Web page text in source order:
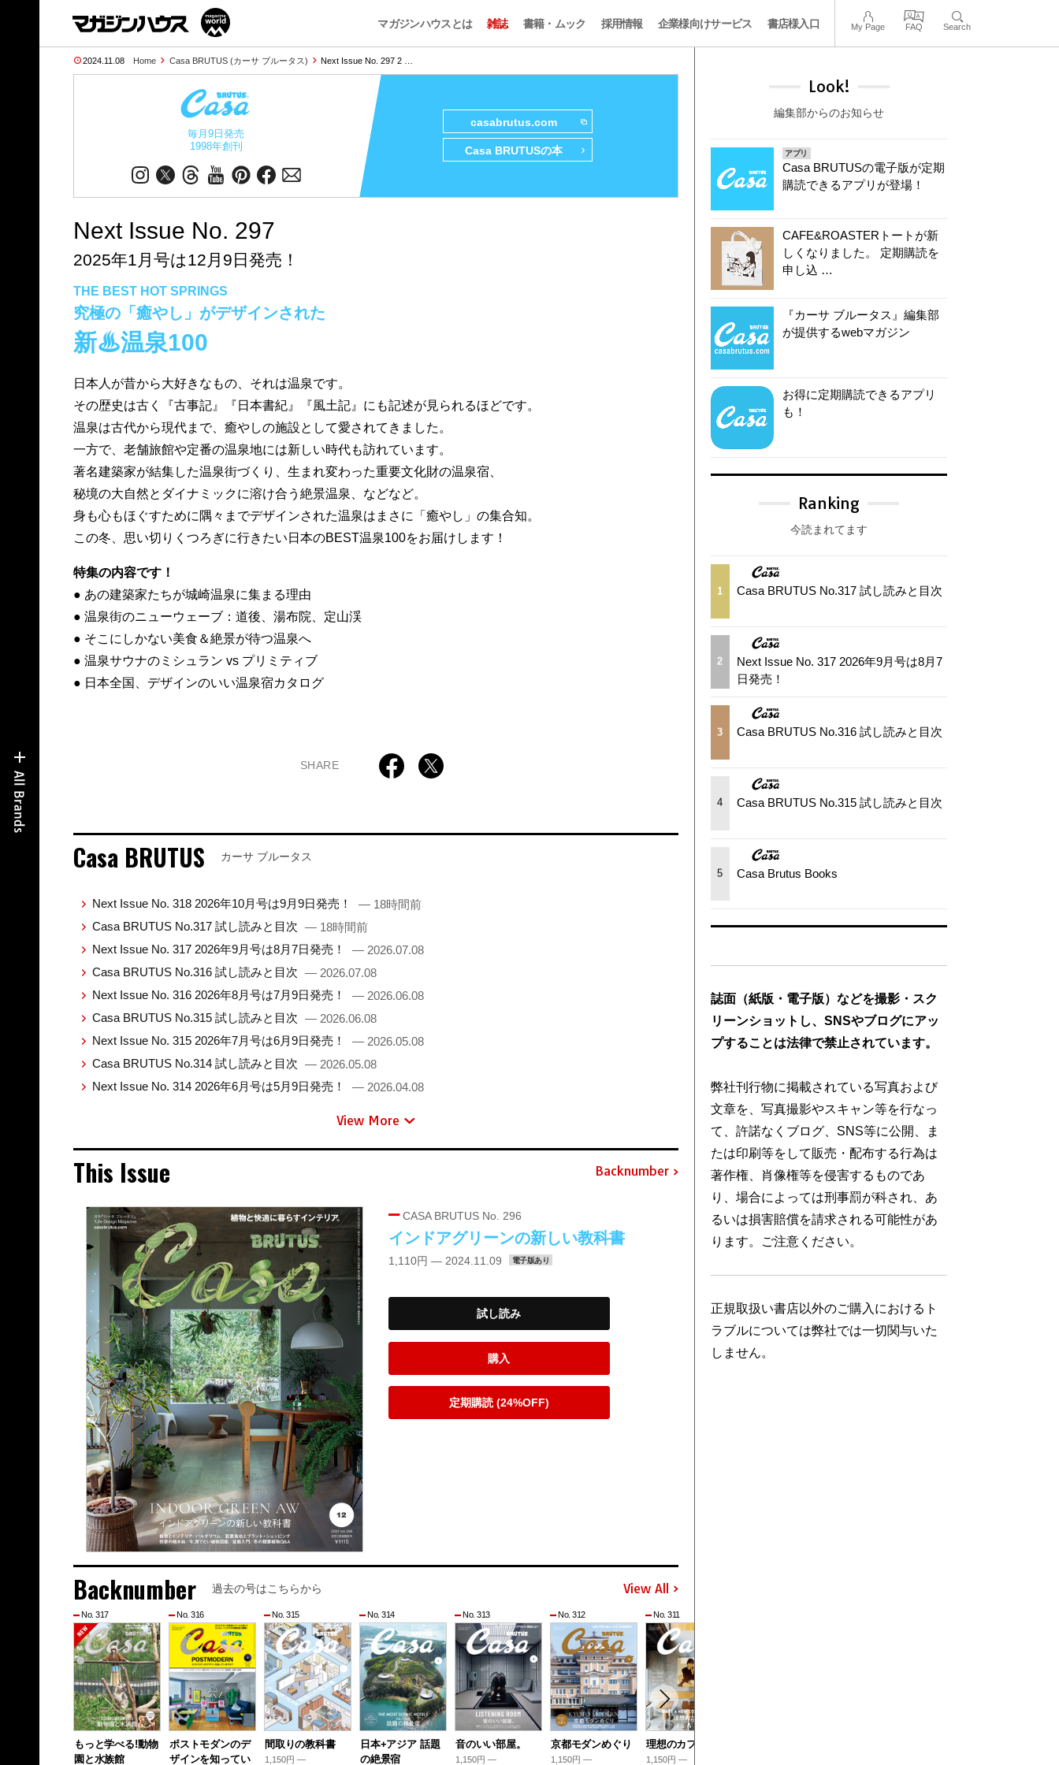
マガジンハウスとは 雑誌 書籍・ムック 採用情報 企業様向けサービス 書店様入口 My Page FAQ Search
2024.11.08 Home Casa BRUTUS (カーサ ブルータス) Next Issue No. 297 2 …
毎月9日発売
1998年創刊
casabrutus.com
Casa BRUTUSの本
Next Issue No. 297
2025年1月号は12月9日発売！
THE BEST HOT SPRINGS
究極の「癒やし」がデザインされた
新♨温泉100
日本人が昔から大好きなもの、それは温泉です。
その歴史は古く『古事記』『日本書紀』『風土記』にも記述が見られるほどです。
温泉は古代から現代まで、癒やしの施設として愛されてきました。
一方で、老舗旅館や定番の温泉地には新しい時代も訪れています。
著名建築家が結集した温泉街づくり、生まれ変わった重要文化財の温泉宿、
秘境の大自然とダイナミックに溶け合う絶景温泉、などなど。
身も心もほぐすために隅々までデザインされた温泉はまさに「癒やし」の集合知。
この冬、思い切りくつろぎに行きたい日本のBEST温泉100をお届けします！
特集の内容です！
● あの建築家たちが城崎温泉に集まる理由
● 温泉街のニューウェーブ：道後、湯布院、定山渓
● そこにしかない美食＆絶景が待つ温泉へ
● 温泉サウナのミシュラン vs プリミティブ
● 日本全国、デザインのいい温泉宿カタログ
SHARE
Casa BRUTUS カーサ ブルータス
Next Issue No. 318 2026年10月号は9月9日発売！
— 18時間前
Casa BRUTUS No.317 試し読みと目次 — 18時間前
Next Issue No. 317 2026年9月号は8月7日発売！
— 2026.07.08
Casa BRUTUS No.316 試し読みと目次 — 2026.07.08
Next Issue No. 316 2026年8月号は7月9日発売！
— 2026.06.08
Casa BRUTUS No.315 試し読みと目次 — 2026.06.08
Next Issue No. 315 2026年7月号は6月9日発売！
— 2026.05.08
Casa BRUTUS No.314 試し読みと目次 — 2026.05.08
Next Issue No. 314 2026年6月号は5月9日発売！
— 2026.04.08
View More
This Issue Backnumber
CASA BRUTUS No. 296
インドアグリーンの新しい教科書
1,110円 — 2024.11.09 電子版あり
試し読み
購入
定期購読 (24%OFF)
Backnumber 過去の号はこちらから View All
No. 317
もっと学べる!動物
園と水族館
No. 316
ポストモダンのデ
ザインを知ってい
No. 315
間取りの教科書
1,150円 —
No. 314
日本+アジア 話題
の絶景宿
No. 313
音のいい部屋。
1,150円 —
No. 312
京都モダンめぐり
1,150円 —
No. 311
理想のカフェ
1,150円 —
Look!
編集部からのお知らせ
アプリ
Casa BRUTUSの電子版が定期
購読できるアプリが登場！
CAFE&ROASTERトートが新
しくなりました。 定期購読を
申し込 …
『カーサ ブルータス』編集部
が提供するwebマガジン
お得に定期購読できるアプリ
も！
Ranking
今読まれてます
1 Casa BRUTUS No.317 試し読みと目次
2
Next Issue No. 317 2026年9月号は8月7
日発売！
3 Casa BRUTUS No.316 試し読みと目次
4 Casa BRUTUS No.315 試し読みと目次
5 Casa Brutus Books
誌面（紙版・電子版）などを撮影・スク
リーンショットし、SNSやブログにアッ
プすることは法律で禁止されています。
弊社刊行物に掲載されている写真および
文章を、写真撮影やスキャン等を行なっ
て、許諾なくブログ、SNS等に公開、ま
たは印刷等をして販売・配布する行為は
著作権、肖像権等を侵害するものであ
り、場合によっては刑事罰が科され、あ
るいは損害賠償を請求される可能性があ
ります。ご注意ください。
正規取扱い書店以外のご購入におけるト
ラブルについては弊社では一切関与いた
しません。